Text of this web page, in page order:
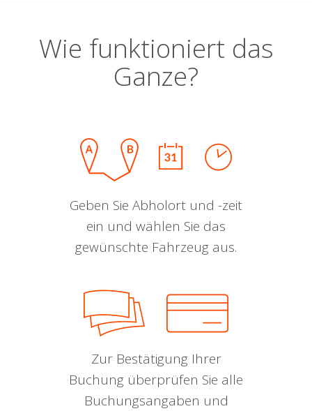
Wie funktioniert das
Ganze?
Geben Sie Abholort und -zeit
ein und wählen Sie das
gewünschte Fahrzeug aus.
Zur Bestätigung Ihrer
Buchung überprüfen Sie alle
Buchungsangaben und